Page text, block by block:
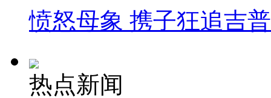
愤怒母象 携子狂追吉
热点新闻